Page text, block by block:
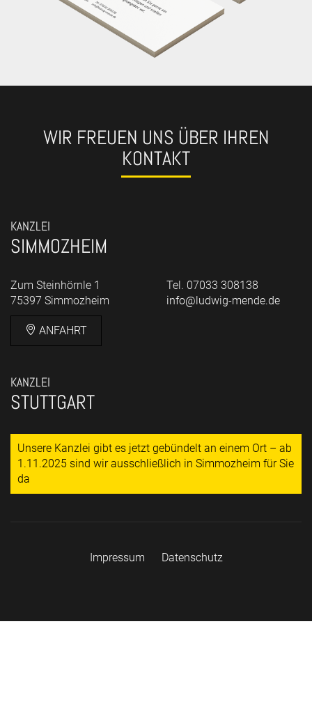
WIR FREUEN UNS ÜBER IHREN
KONTAKT
KANZLEI
SIMMOZHEIM
Zum Steinhörnle 1
75397 Simmozheim
ANFAHRT
Tel. 07033 308138
info@ludwig-mende.de
KANZLEI
STUTTGART
Unsere Kanzlei gibt es jetzt gebündelt an einem Ort – ab
1.11.2025 sind wir ausschließlich in Simmozheim für Sie
da
Impressum Datenschutz